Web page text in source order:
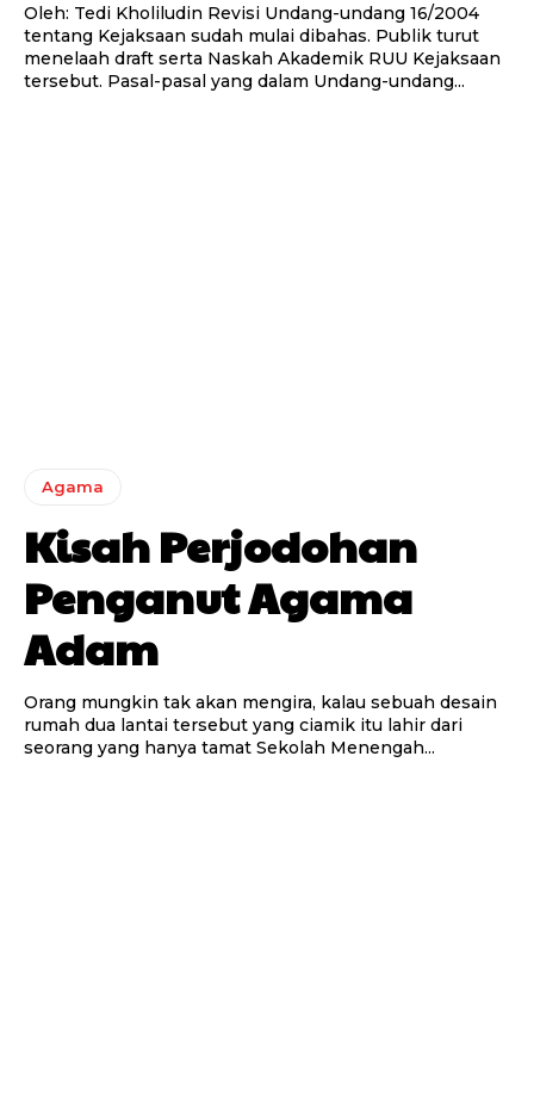
Oleh: Tedi Kholiludin Revisi Undang-undang 16/2004
tentang Kejaksaan sudah mulai dibahas. Publik turut
menelaah draft serta Naskah Akademik RUU Kejaksaan
tersebut. Pasal-pasal yang dalam Undang-undang...
Agama
Kisah Perjodohan
Penganut Agama
Adam
Orang mungkin tak akan mengira, kalau sebuah desain
rumah dua lantai tersebut yang ciamik itu lahir dari
seorang yang hanya tamat Sekolah Menengah...